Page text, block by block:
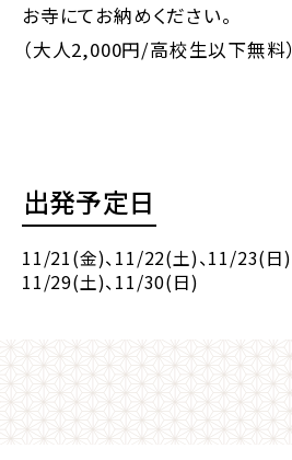
お寺にてお納めください。
（大人2,000円/高校生以下無料）
出発予定日
11/21(金)、11/22(土)、11/23(日)
11/29(土)、11/30(日)